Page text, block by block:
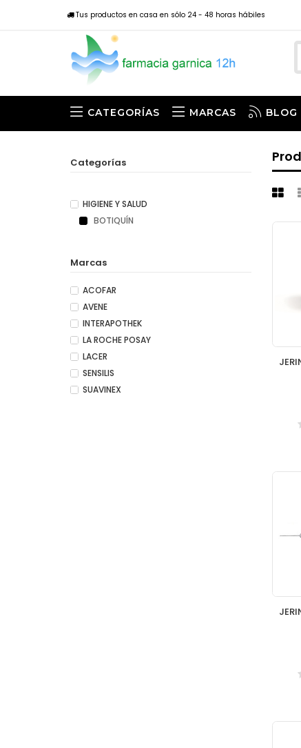
Tus productos en casa en sólo 24 - 48 horas hábiles
CATEGORÍAS MARCAS BLOG
Categorías
HIGIENE Y SALUD
BOTIQUÍN
Marcas
ACOFAR
AVENE
INTERAPOTHEK
LA ROCHE POSAY
LACER
SENSILIS
SUAVINEX